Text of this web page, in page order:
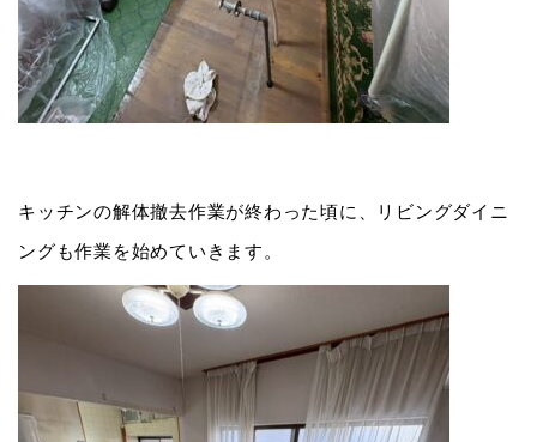
キッチンの解体撤去作業が終わった頃に、リビングダイニ
ングも作業を始めていきます。